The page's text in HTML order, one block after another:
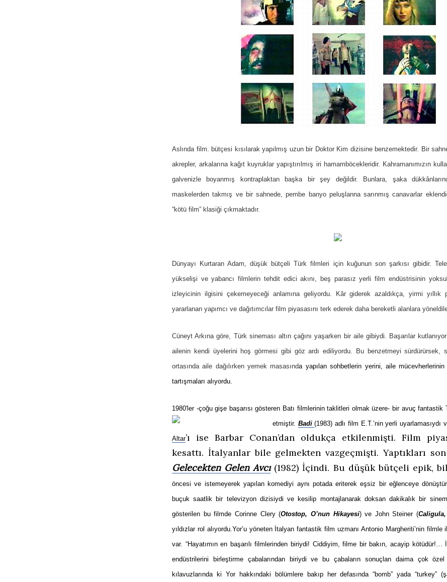
Aslında film. bütçesi kısılarak yapılmış uzun bir Doktor Kim dizisine benzemektedir. Bir
akrepler, arkalarına kağıt kuyruklar yapıştırılmış iri hamamböcekleridir. Kahramanımızın
galvenizle boyanmış kontraplaktan başka bir şey değildir. Bunlara, şaka
maskelerden takmış ve bir sahnede, pembe banyo peluşlanna sarınmış canavarlar
“kötü film” klasiği çıkmaktadır.
Dünyayı Kurtaran Adam, düşük bütçeli Türk filmleri için kuğunun son şarkısı gibidir.
yükselişi ve yabancı filmlerin tehdit edici akını, beş parasız yerli film endüstrisinin yoksul
izleyicinin ilgisini çekemeyeceği anlamına geliyordu. Kâr giderek azaldıkça, yirmi yıllık
yararlanan yapımcı ve dağıtımcılar film piyasasını terk ederek daha bereketli alanlara
Cüneyt Arkına göre, Türk sineması altın çağını yaşarken bir aile gibiydi. Başarılar
ailenin kendi üyelerini hoş görmesi gibi göz ardı ediliyordu. Bu benzetmeyi sürdürürsek,
ortasında aile dağılırken yemek masasında yapılan sohbetlerin yerini, aile mücevherlerinin
tartışmaları alıyordu.
1980′ler -çoğu gişe başarısı gösteren Batı filmlerinin taklitleri olmak üzere- bir avuç fantastik
etmiştir. Badi(1983) adlı film E.T.’nin yerli uyarlamasıydı
Altar’ı ise Barbar Conan’dan oldukça etkilenmişti. Film
kesattı. İtalyanlar bile gelmekten vazgeçmişti. Yaptıkları
Gelecekten Gelen Avcı (1982) İçindi. Bu düşük bütçeli epik,
öncesi ve istemeyerek yapılan komediyi aynı potada eriterek eşsiz bir eğlenceye
buçuk saatlik bir televizyon dizisiydi ve kesilip montajlanarak doksan dakikalık bir
gösterilen bu filmde Corinne Clery (Otostop, O’nun Hikayesi) ve John Steiner (
yıldızlar rol alıyordu.Yor’u yöneten İtalyan fantastik film uzmanı Antonio Margheriti’nin filmle
var. “Hayatımın en başarılı filmlerinden biriydi! Ciddiyim, filme bir bakın, acayip
endüstrilerini birleştirme çabalarından biriydi ve bu çabaların sonuçlan daima çok
kılavuzlarında ki Yor hakkındaki bölümlere bakıp her defasında “bomb” yada “turkey”